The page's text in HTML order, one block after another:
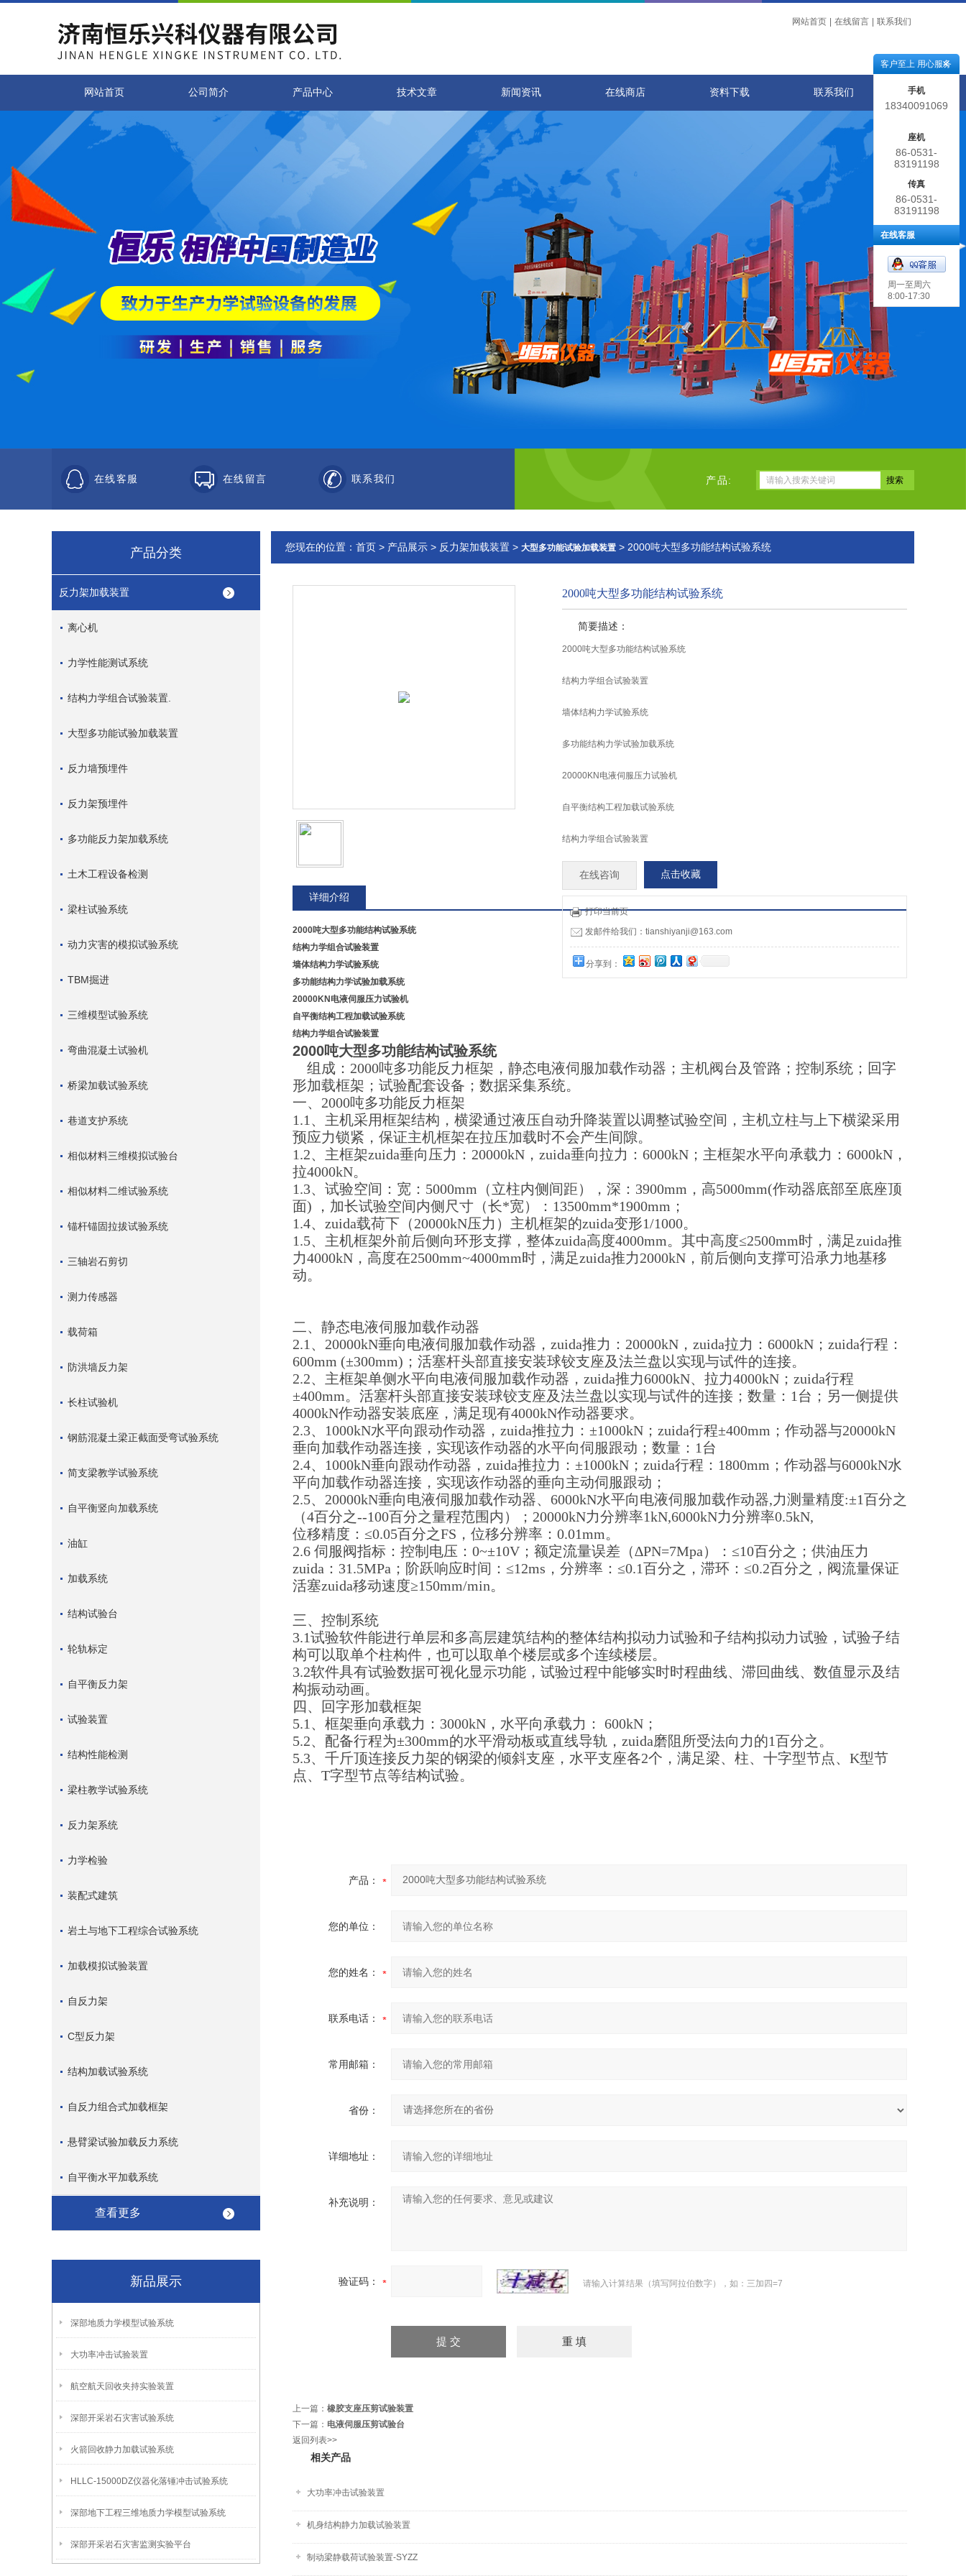
网站首页 在线留言 联系我们
网站首页 公司简介 产品中心 技术文章 新闻资讯 在线商店 资料下载 联系我们
在线客服 在线留言 联系我们 产品:
产品分类
反力架加载装置
离心机
力学性能测试系统
结构力学组合试验装置.
大型多功能试验加载装置
反力墙预埋件
反力架预埋件
多功能反力架加载系统
土木工程设备检测
梁柱试验系统
动力灾害的模拟试验系统
TBM掘进
三维模型试验系统
弯曲混凝土试验机
桥梁加载试验系统
巷道支护系统
相似材料三维模拟试验台
相似材料二维试验系统
锚杆锚固拉拔试验系统
三轴岩石剪切
测力传感器
载荷箱
防洪墙反力架
长柱试验机
钢筋混凝土梁正截面受弯试验系统
简支梁教学试验系统
自平衡竖向加载系统
油缸
加载系统
结构试验台
轮轨标定
自平衡反力架
试验装置
结构性能检测
梁柱教学试验系统
反力架系统
力学检验
装配式建筑
岩土与地下工程综合试验系统
加载模拟试验装置
自反力架
C型反力架
结构加载试验系统
自反力组合式加载框架
悬臂梁试验加载反力系统
自平衡水平加载系统
查看更多
新品展示
深部地质力学模型试验系统
大功率冲击试验装置
航空航天回收夹持实验装置
深部开采岩石灾害试验系统
火箭回收静力加载试验系统
HLLC-15000DZ仪器化落锤冲击试验系统
深部地下工程三维地质力学模型试验系统
深部开采岩石灾害监测实验平台
您现在的位置： 首页 > 产品展示 > 反力架加载装置 > 大型多功能试验加载装置 > 2000吨大型多功能结构试验系统
2000吨大型多功能结构试验系统
简要描述：
2000吨大型多功能结构试验系统
结构力学组合试验装置
墙体结构力学试验系统
多功能结构力学试验加载系统
20000KN电液伺服压力试验机
自平衡结构工程加载试验系统
结构力学组合试验装置
在线咨询 点击收藏
打印当前页
发邮件给我们：tianshiyanji@163.com
分享到：
详细介绍
2000吨大型多功能结构试验系统
结构力学组合试验装置
墙体结构力学试验系统
多功能结构力学试验加载系统
20000KN电液伺服压力试验机
自平衡结构工程加载试验系统
结构力学组合试验装置
2000吨大型多功能结构试验系统
组成：2000吨多功能反力框架，静态电液伺服加载作动器；主机阀台及管路；控制系统；回字
形加载框架；试验配套设备；数据采集系统。
一、2000吨多功能反力框架
1.1、主机采用框架结构，横梁通过液压自动升降装置以调整试验空间，主机立柱与上下横梁采用
预应力锁紧，保证主机框架在拉压加载时不会产生间隙。
1.2、主框架zuida垂向压力：20000kN，zuida垂向拉力：6000kN；主框架水平向承载力：6000kN，
拉4000kN。
1.3、试验空间：宽：5000mm（立柱内侧间距），深：3900mm，高5000mm(作动器底部至底座顶
面) ，加长试验空间内侧尺寸（长*宽）：13500mm*1900mm；
1.4、zuida载荷下（20000kN压力）主机框架的zuida变形1/1000。
1.5、主机框架外前后侧向环形支撑，整体zuida高度4000mm。其中高度≤2500mm时，满足zuida推
力4000kN，高度在2500mm~4000mm时，满足zuida推力2000kN，前后侧向支撑可沿承力地基移
动。
二、静态电液伺服加载作动器
2.1、20000kN垂向电液伺服加载作动器，zuida推力：20000kN，zuida拉力：6000kN；zuida行程：
600mm (±300mm)；活塞杆头部直接安装球铰支座及法兰盘以实现与试件的连接。
2.2、主框架单侧水平向电液伺服加载作动器，zuida推力6000kN、拉力4000kN；zuida行程
±400mm。活塞杆头部直接安装球铰支座及法兰盘以实现与试件的连接；数量：1台；另一侧提供
4000kN作动器安装底座，满足现有4000kN作动器要求。
2.3、1000kN水平向跟动作动器，zuida推拉力：±1000kN；zuida行程±400mm；作动器与20000kN
垂向加载作动器连接，实现该作动器的水平向伺服跟动；数量：1台
2.4、1000kN垂向跟动作动器，zuida推拉力：±1000kN；zuida行程：1800mm；作动器与6000kN水
平向加载作动器连接，实现该作动器的垂向主动伺服跟动；
2.5、20000kN垂向电液伺服加载作动器、6000kN水平向电液伺服加载作动器,力测量精度:±1百分之
（4百分之--100百分之量程范围内）；20000kN力分辨率1kN,6000kN力分辨率0.5kN,
位移精度：≤0.05百分之FS，位移分辨率：0.01mm。
2.6 伺服阀指标：控制电压：0~±10V；额定流量误差（∆PN=7Mpa）：≤10百分之；供油压力
zuida：31.5MPa；阶跃响应时间：≤12ms，分辨率：≤0.1百分之，滞环：≤0.2百分之，阀流量保证
活塞zuida移动速度≥150mm/min。
三、控制系统
3.1试验软件能进行单层和多高层建筑结构的整体结构拟动力试验和子结构拟动力试验，试验子结
构可以取单个柱构件，也可以取单个楼层或多个连续楼层。
3.2软件具有试验数据可视化显示功能，试验过程中能够实时时程曲线、滞回曲线、数值显示及结
构振动动画。
四、回字形加载框架
5.1、框架垂向承载力：3000kN，水平向承载力： 600kN；
5.2、配备行程为±300mm的水平滑动板或直线导轨，zuida磨阻所受法向力的1百分之。
5.3、千斤顶连接反力架的钢梁的倾斜支座，水平支座各2个，满足梁、柱、十字型节点、K型节
点、T字型节点等结构试验。
产品：
您的单位：
您的姓名：
联系电话：
常用邮箱：
省份：
详细地址：
补充说明：
验证码： 请输入计算结果（填写阿拉伯数字），如：三加四=7
上一篇： 橡胶支座压剪试验装置
下一篇： 电液伺服压剪试验台
返回列表>>
相关产品
大功率冲击试验装置
机身结构静力加载试验装置
制动梁静载荷试验装置-SYZZ
客户至上 用心服务
手机
18340091069
座机
86-0531-
83191198
传真
86-0531-
83191198
在线客服
周一至周六
8:00-17:30